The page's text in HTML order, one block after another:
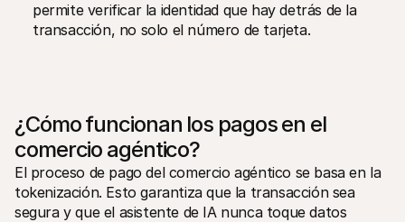
permite verificar la identidad que hay detrás de la
transacción, no solo el número de tarjeta.
¿Cómo funcionan los pagos en el
comercio agéntico?
El proceso de pago del comercio agéntico se basa en la
tokenización. Esto garantiza que la transacción sea
segura y que el asistente de IA nunca toque datos